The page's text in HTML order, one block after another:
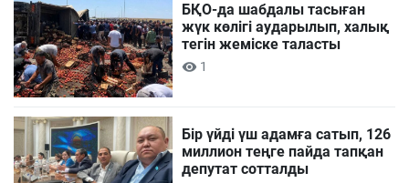
БҚО-да шабдалы тасыған
жүк көлігі аударылып, халық
тегін жеміске таласты
1
Бір үйді үш адамға сатып, 126
миллион теңге пайда тапқан
депутат сотталды